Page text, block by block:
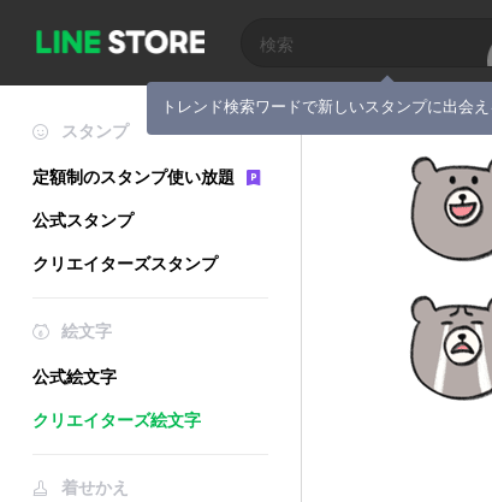
トレンド検索ワードで新しいスタンプに出会え
スタンプ
定額制のスタンプ使い放題
公式スタンプ
クリエイターズスタンプ
絵文字
公式絵文字
クリエイターズ絵文字
着せかえ